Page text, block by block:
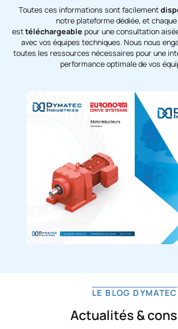
Toutes ces informations sont facilement
notre plateforme dédiée, et
esttéléchargeable pour une consultation
avec vos équipes techniques. Nous nous
toutes les ressources nécessaires pour une
performance optimale de vos
LE BLOG DYMATEC
Actualités &